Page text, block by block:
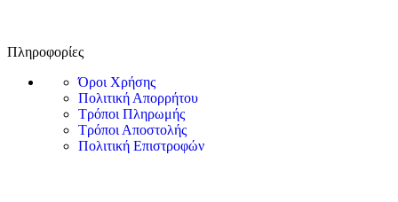
Πληροφορίες
Όροι Χρήσης
Πολιτική Απορρήτου
Τρόποι Πληρωμής
Τρόποι Αποστολής
Πολιτική Επιστροφών